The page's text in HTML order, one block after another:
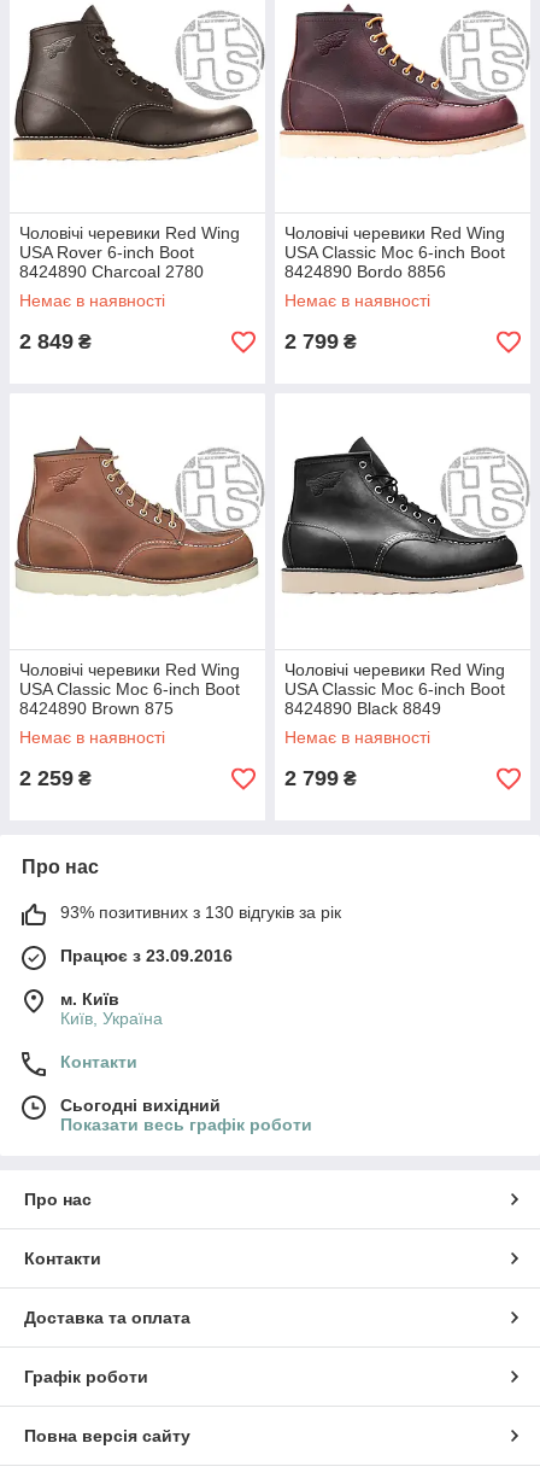
Чоловічі черевики Red Wing
USA Rover 6-inch Boot
8424890 Charcoal 2780
Немає в наявності
2 849 ₴
Чоловічі черевики Red Wing
USA Classic Moc 6-inch Boot
8424890 Bordo 8856
Немає в наявності
2 799 ₴
Чоловічі черевики Red Wing
USA Classic Moc 6-inch Boot
8424890 Brown 875
Немає в наявності
2 259 ₴
Чоловічі черевики Red Wing
USA Classic Moc 6-inch Boot
8424890 Black 8849
Немає в наявності
2 799 ₴
Про нас
93% позитивних з 130 відгуків за рік
Працює з 23.09.2016
м. Київ
Київ, Україна
Контакти
Сьогодні вихідний
Показати весь графік роботи
Про нас
Контакти
Доставка та оплата
Графік роботи
Повна версія сайту